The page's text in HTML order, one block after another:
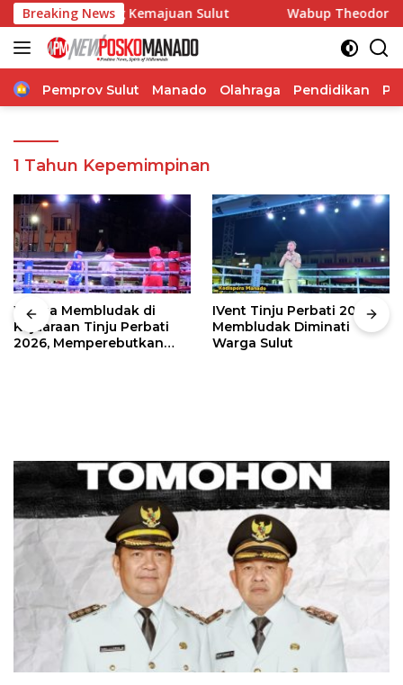
Langsung
ke
konten
Breaking News
Dorong Kemajuan Sulut Wabup Theodorus
Home
Pemprov Sulut Manado Olahraga Pendidikan
1 Tahun Kepemimpinan
Warga Membludak di
Kejuaraan Tinju Perbati
2026, Memperebutkan
IVent Tinju Perbati 2026
Membludak Diminati
Warga Sulut